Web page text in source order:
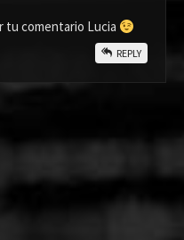
REPLY
tu comentario Lucia